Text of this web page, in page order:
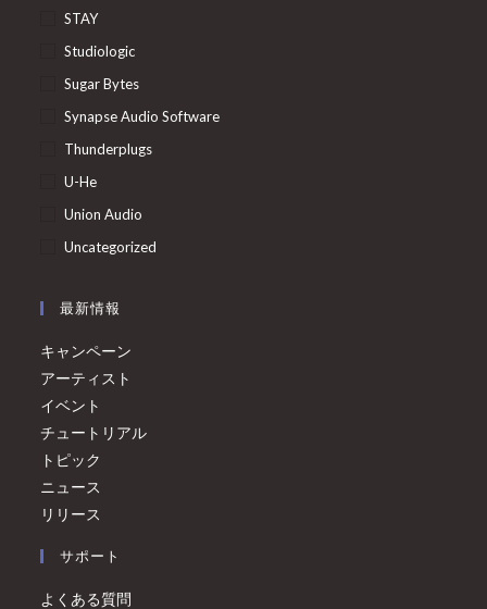
STAY
Studiologic
Sugar Bytes
Synapse Audio Software
Thunderplugs
U-He
Union Audio
Uncategorized
最新情報
キャンペーン
アーティスト
イベント
チュートリアル
トピック
ニュース
リリース
サポート
よくある質問